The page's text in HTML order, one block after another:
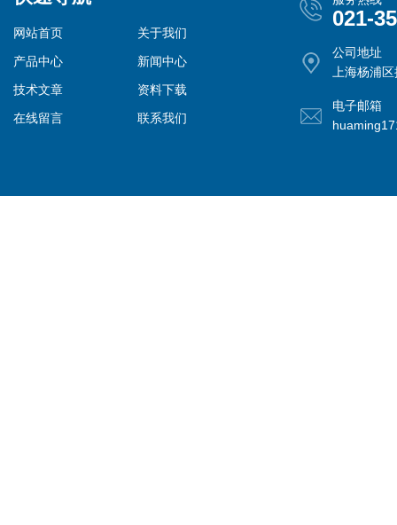
网站首页
关于我们
产品中心
新闻中心
技术文章
资料下载
在线留言
联系我们
021-
公司地址
上海杨浦
电子邮箱